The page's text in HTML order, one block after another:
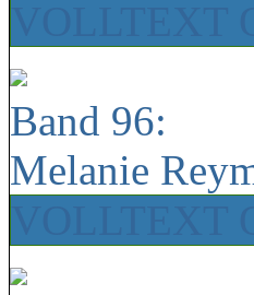
Band 96:
Melanie